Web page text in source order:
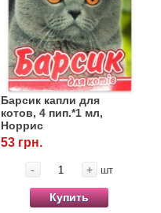
Барсик капли для
котов, 4 пип.*1 мл,
Норрис
53 грн.
- + шт
Купить